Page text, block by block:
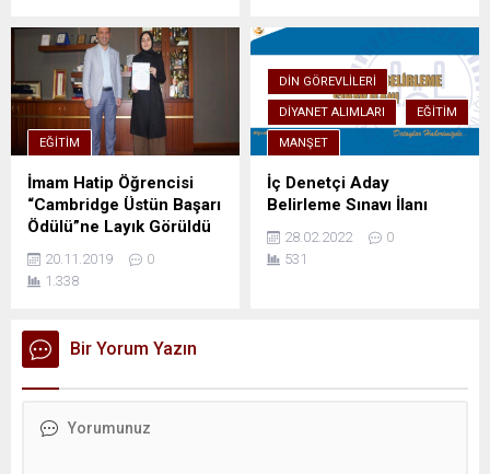
EĞITIM
İmam Hatip Öğrencisi
“Cambridge Üstün Başarı
Ödülü”ne Layık Görüldü
20.11.2019
0
1.338
DIN GÖREVLILERI
DIYANET ALIMLARI EĞITIM
MANŞET
İç Denetçi Aday
Belirleme Sınavı İlanı
28.02.2022
0
531
Bir Yorum Yazın